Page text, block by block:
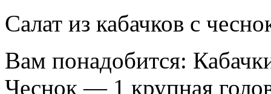
Салат из кабачков с
Вам понадобится:
Чеснок — 1 крупная